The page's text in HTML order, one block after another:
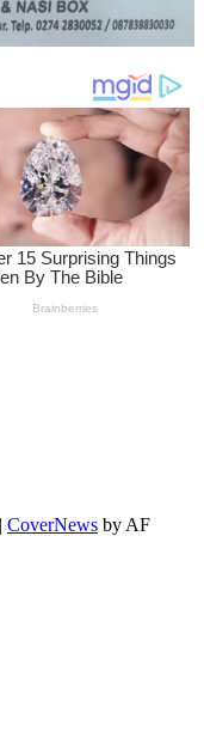
| CoverNews by AF